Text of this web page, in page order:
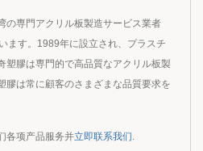
の専門アクリル板製造サービス業者
ます。1989年に設立され、プラスチ
塑膠は専門的で高品質なアクリル板製
膠は常に顧客のさまざまな品質要求を
各项产品服务并立即联系我们.